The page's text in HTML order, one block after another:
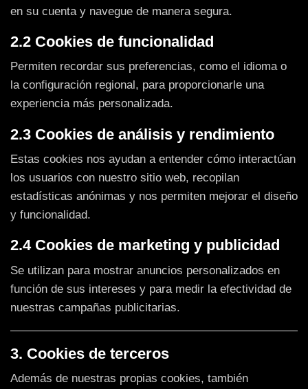
en su cuenta y navegue de manera segura.
2.2 Cookies de funcionalidad
Permiten recordar sus preferencias, como el idioma o
la configuración regional, para proporcionarle una
experiencia más personalizada.
2.3 Cookies de análisis y rendimiento
Estas cookies nos ayudan a entender cómo interactúan
los usuarios con nuestro sitio web, recopilan
estadísticas anónimas y nos permiten mejorar el diseño
y funcionalidad.
2.4 Cookies de marketing y publicidad
Se utilizan para mostrar anuncios personalizados en
función de sus intereses y para medir la efectividad de
nuestras campañas publicitarias.
3. Cookies de terceros
Además de nuestras propias cookies, también